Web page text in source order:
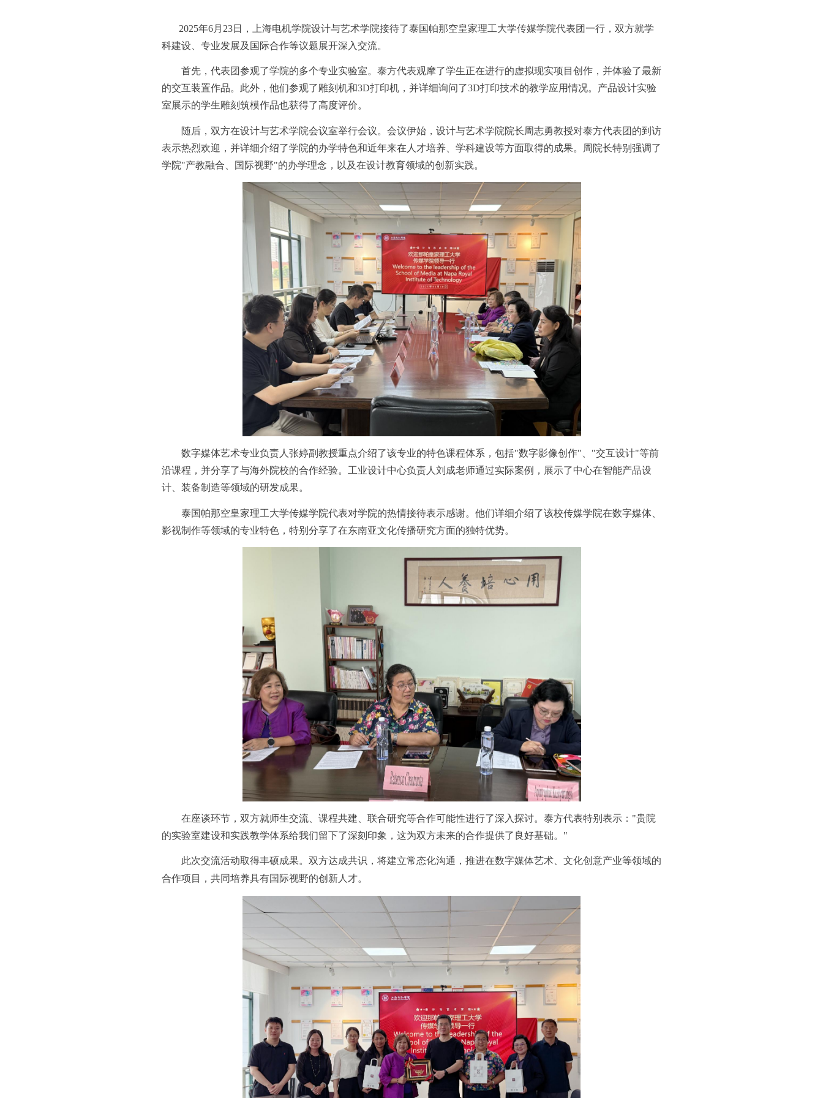
2025年6月23日，上海电机学院设计与艺术学院接待了泰国帕那空皇家理工大学传媒学院代表团一行，双方就学
科建设、专业发展及国际合作等议题展开深入交流。
首先，代表团参观了学院的多个专业实验室。泰方代表观摩了学生正在进行的虚拟现实项目创作，并体验了最新
的交互装置作品。此外，他们参观了雕刻机和3D打印机，并详细询问了3D打印技术的教学应用情况。产品设计实验
室展示的学生雕刻筑模作品也获得了高度评价。
随后，双方在设计与艺术学院会议室举行会议。会议伊始，设计与艺术学院院长周志勇教授对泰方代表团的到访
表示热烈欢迎，并详细介绍了学院的办学特色和近年来在人才培养、学科建设等方面取得的成果。周院长特别强调了
学院"产教融合、国际视野"的办学理念，以及在设计教育领域的创新实践。
数字媒体艺术专业负责人张婷副教授重点介绍了该专业的特色课程体系，包括"数字影像创作"、"交互设计"等前
沿课程，并分享了与海外院校的合作经验。工业设计中心负责人刘成老师通过实际案例，展示了中心在智能产品设
计、装备制造等领域的研发成果。
泰国帕那空皇家理工大学传媒学院代表对学院的热情接待表示感谢。他们详细介绍了该校传媒学院在数字媒体、
影视制作等领域的专业特色，特别分享了在东南亚文化传播研究方面的独特优势。
在座谈环节，双方就师生交流、课程共建、联合研究等合作可能性进行了深入探讨。泰方代表特别表示："贵院
的实验室建设和实践教学体系给我们留下了深刻印象，这为双方未来的合作提供了良好基础。"
此次交流活动取得丰硕成果。双方达成共识，将建立常态化沟通，推进在数字媒体艺术、文化创意产业等领域的
合作项目，共同培养具有国际视野的创新人才。